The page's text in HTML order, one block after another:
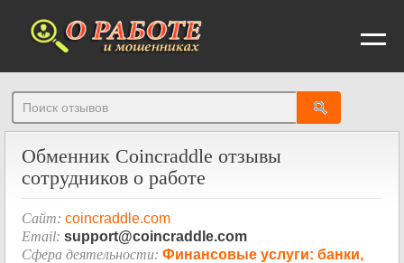
Обменник Coincraddle отзывы
сотрудников о работе
Сайт: coincraddle.com
Email: support@coincraddle.com
Сфера деятельности: Финансовые услуги: банки,